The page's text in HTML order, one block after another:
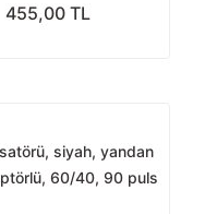
455,00 TL
siyah, yandan
60/40, 90 puls